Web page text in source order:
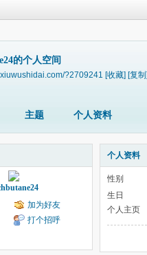
的个人空间
?2709241 [收藏] [复
主题 个人资料
加为好友
打个招呼
个人资料
性别
生日
个人主页